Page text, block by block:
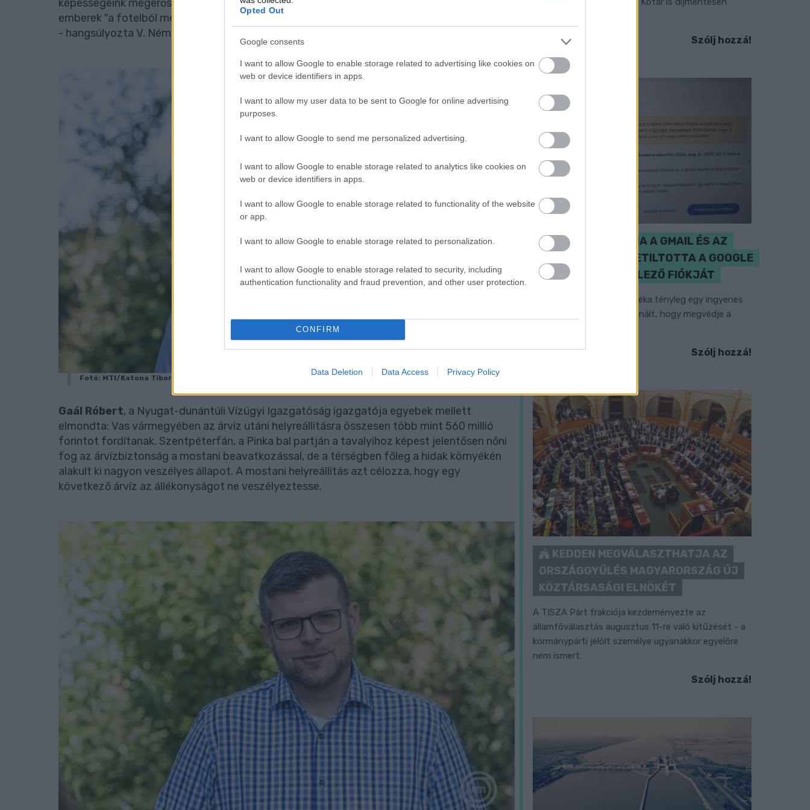
Opted Out
Google consents
I want to allow Google to enable storage related to advertising like cookies on
web or device identifiers in apps.
I want to allow my user data to be sent to Google for online advertising
purposes.
I want to allow Google to send me personalized advertising.
I want to allow Google to enable storage related to analytics like cookies on
web or device identifiers in apps.
I want to allow Google to enable storage related to functionality of the website
or app.
I want to allow Google to enable storage related to personalization.
I want to allow Google to enable storage related to security, including
authentication functionality and fraud prevention, and other user protection.
CONFIRM
Data Deletion Data Access Privacy Policy
képességeink megerősítésére, ennek tudható be, hogy az ország jelentős részén az
emberek "a fotelból megnézik a levonuló árhullámot", bár Pinkamindszenten nem ez történt
- hangsúlyozta V. Németh Zsolt.
Fotó: MTI/Katona Tibor
Gaál Róbert, a Nyugat-dunántúli Vízügyi Igazgatóság igazgatója egyebek mellett
elmondta: Vas vármegyében az árvíz utáni helyreállításra összesen több mint 560 millió
forintot fordítanak. Szentpéterfán, a Pinka bal partján a tavalyihoz képest jelentősen nőni
fog az árvízbiztonság a mostani beavatkozással, de a térségben főleg a hidak környékén
alakult ki nagyon veszélyes állapot. A mostani helyreállítás azt célozza, hogy egy
következő árvíz az állékonyságot ne veszélyeztesse.
Szólj hozzá!
CZUNYINÉ HARCA A GMAIL ÉS AZ
ÖNKÉNY ELLEN - LETILTOTTA A GOOGLE
A VÉDVONAL LEVELEZŐ FIÓKJÁT
Nem vicc! A Fidesz maradéka tényleg egy ingyenes
e-mail szolgáltatást használt, hogy megvédje a
Szólj hozzá!
KEDDEN MEGVÁLASZTHATJA AZ
ORSZÁGGYŰLÉS MAGYARORSZÁG ÚJ
KÖZTÁRSASÁGI ELNÖKÉT
A TISZA Párt frakciója kezdeményezte az
államfőválasztás augusztus 11-re való kitűzését - a
kormánypárti jelölt személye ugyanakkor egyelőre
nem ismert.
Szólj hozzá!